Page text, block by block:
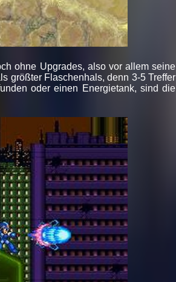
ohne Upgrades, also vor allem seine
größter Flaschenhals, denn 3-5 Treffer
oder einen Energietank, sind die